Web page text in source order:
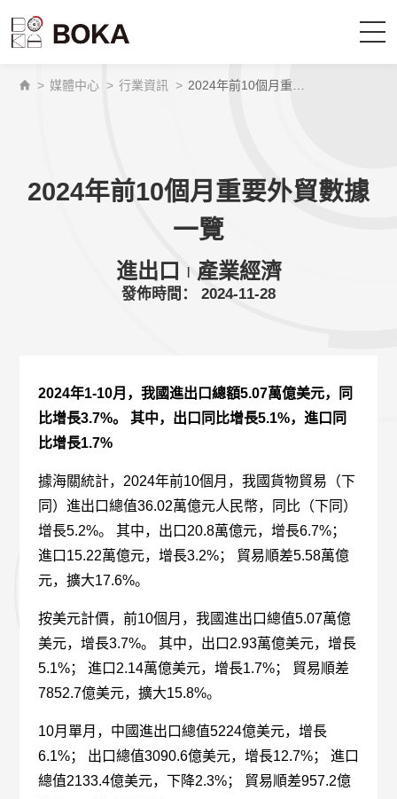
首頁
我們是誰
聯繫我們
繁體中文
> 媒體中心 > 行業資訊 >
2024年前10個月重要外貿數據
一覽
進出口 | 產業經濟
發佈時間： 2024-11-28
2024年1-10月，我國進出口總額5.07萬億美元，同
比增長3.7%。 其中，出口同比增長5.1%，進口同
比增長1.7%
據海關統計，2024年前10個月，我國貨物貿易（下
同）進出口總值36.02萬億元人民幣，同比（下同）
增長5.2%。 其中，出口20.8萬億元，增長6.7%；
進口15.22萬億元，增長3.2%； 貿易順差5.58萬億
元，擴大17.6%。
按美元計價，前10個月，我國進出口總值5.07萬億
美元，增長3.7%。 其中，出口2.93萬億美元，增長
5.1%； 進口2.14萬億美元，增長1.7%； 貿易順差
7852.7億美元，擴大15.8%。
10月單月，中國進出口總值5224億美元，增長
6.1%； 出口總值3090.6億美元，增長12.7%； 進口
總值2133.4億美元，下降2.3%； 貿易順差957.2億